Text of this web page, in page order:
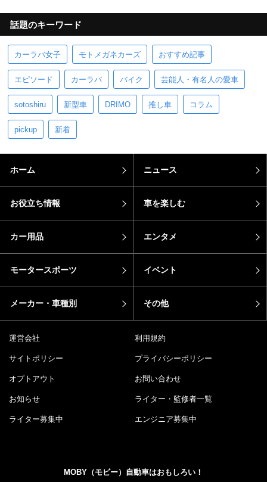
話題のキーワード
カーラバ女子 モトメガネカーズ おすすめ記事
エピソード カーラバ バイク 芸能人・有名人の愛車
sotoshiru 新型車 DRIMO 推し車 コラム
pickup 新着
ホーム ニュース
お役立ち情報 車を楽しむ
カー用品 エンタメ
モータースポーツ イベント
メーカー・車種別 その他
運営会社 利用規約
サイトポリシー プライバシーポリシー
オプトアウト お問い合わせ
お知らせ ライター・監修者一覧
ライター募集中 エンジニア募集中
MOBY（モビー）自動車はおもしろい！